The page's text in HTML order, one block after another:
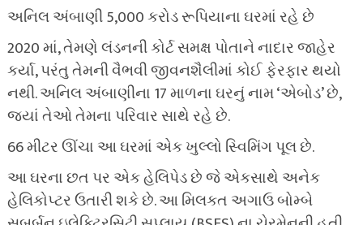
અનિલ અંબાણી 5,000 કરોડ રૂપિયાના ઘરમાં રહે છે
2020 માં, તેમણે લંડનની કોર્ટ સમક્ષ પોતાને નાદાર જાહેર
કર્યા, પરંતુ તેમની વૈભવી જીવનશૈલીમાં કોઈ ફેરફાર થયો
નથી. અનિલ અંબાણીના 17 માળના ઘરનું નામ ‘એબોડ’ છે,
જ્યાં તેઓ તેમના પરિવાર સાથે રહે છે.
66 મીટર ઊંચા આ ઘરમાં એક ખુલ્લો સ્વિમિંગ પૂલ છે.
આ ઘરના છત પર એક હેલિપેડ છે જે એકસાથે અનેક
હેલિકોપ્ટર ઉતારી શકે છે. આ મિલકત અગાઉ બોમ્બે